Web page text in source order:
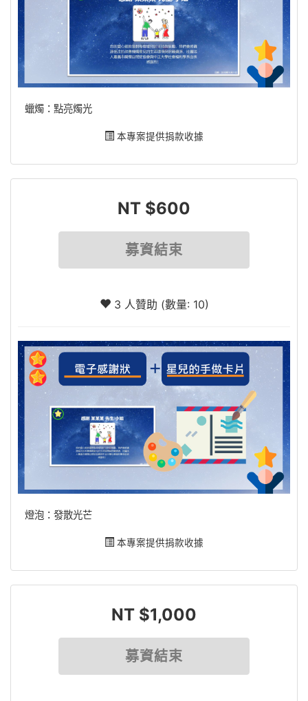
蠟燭：點亮燭光
本專案提供捐款收據
NT $600
募資結束
3 人贊助 (數量: 10)
燈泡：發散光芒
本專案提供捐款收據
NT $1,000
募資結束